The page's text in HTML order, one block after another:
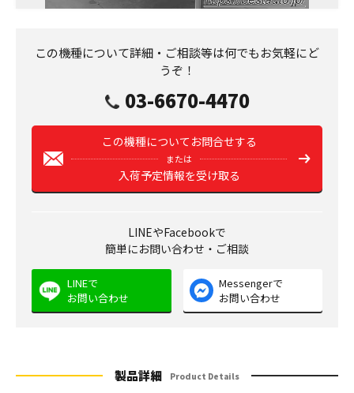
この機種について詳細・ご相談等は何でもお気軽にど
うぞ！
03-6670-4470
この機種についてお問合せする
または
入荷予定情報を受け取る
LINEやFacebookで
簡単にお問い合わせ・ご相談
LINEで
お問い合わせ
Messengerで
お問い合わせ
製品詳細 Product Details